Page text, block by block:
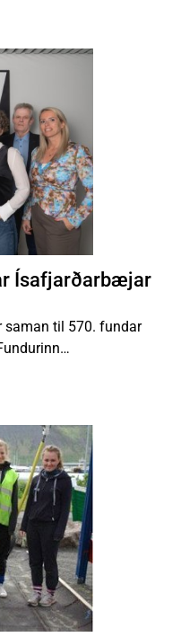
Ísafjarðarbæjar
til 570. fundar
Í VINNUSKÓLANN